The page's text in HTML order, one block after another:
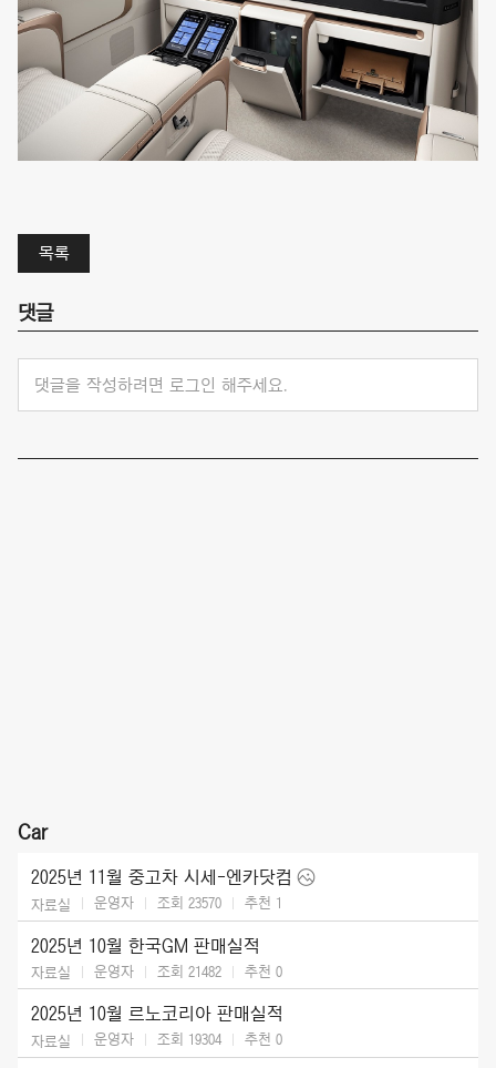
목록
댓글
댓글을 작성하려면 로그인 해주세요.
Car
2025년 11월 중고차 시세-엔카닷컴
자료실 운영자 조회 23570 추천 1
2025년 10월 한국GM 판매실적
자료실 운영자 조회 21482 추천 0
2025년 10월 르노코리아 판매실적
자료실 운영자 조회 19304 추천 0